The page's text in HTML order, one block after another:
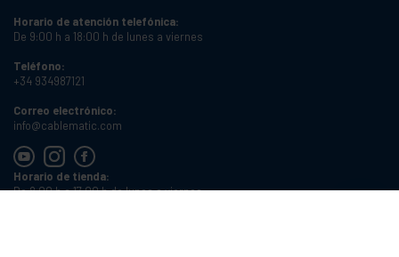
Horario de atención telefónica:
De 9:00 h a 18:00 h de lunes a viernes
Teléfono:
+34 934987121
Correo electrónico:
info@cablematic.com
Horario de tienda:
De 8:00 h a 17:00 h de lunes a viernes